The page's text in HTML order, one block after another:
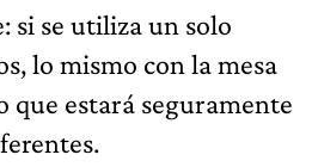
si se utiliza un solo
lo mismo con la mesa
que estará seguramente